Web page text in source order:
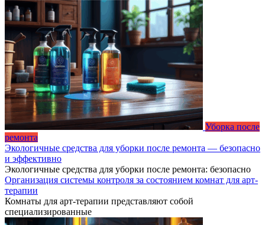
Уборка после
ремонта
Экологичные средства для уборки после ремонта — безопасно
и эффективно
Экологичные средства для уборки после ремонта: безопасно
Организация системы контроля за состоянием комнат для арт-
терапии
Комнаты для арт-терапии представляют собой
специализированные